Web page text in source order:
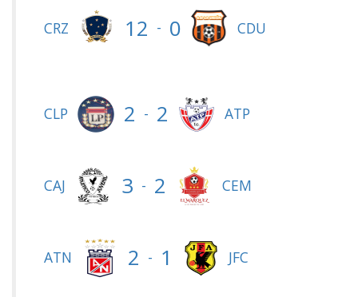
CRZ 12 - 0 CDU
CLP 2 - 2 ATP
CAJ 3 - 2 CEM
ATN 2 - 1 JFC